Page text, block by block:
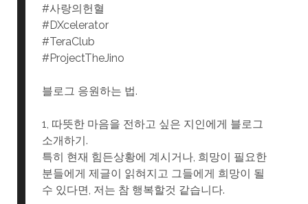
#사랑의헌혈
#DXcelerator
#TeraClub
#ProjectTheJino
블로그 응원하는 법.
1, 따뜻한 마음을 전하고 싶은 지인에게 블로그
소개하기.
특히 현재 힘든상황에 계시거나, 희망이 필요한
분들에게 제글이 읽혀지고 그들에게 희망이 될
수 있다면, 저는 참 행복할것 같습니다.